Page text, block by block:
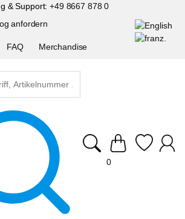
& Support:+49 8667 878 0
anfordern
FAQ Merchandise
0